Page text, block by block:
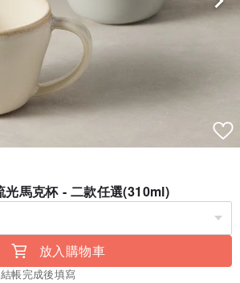
光馬克杯 - 二款任選(310ml)
放入購物車
結帳完成後填寫